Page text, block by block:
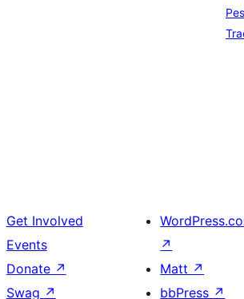
Get Involved
Events
Donate ↗
Swag ↗
↗
Matt ↗
bbPress ↗